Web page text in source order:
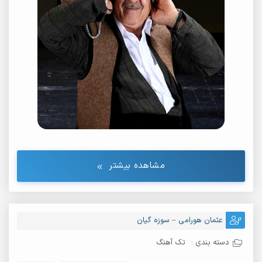
مشاهده بیشتر
عثمان هورامی – سوزه گیان
دسته بندی : تک آهنگ